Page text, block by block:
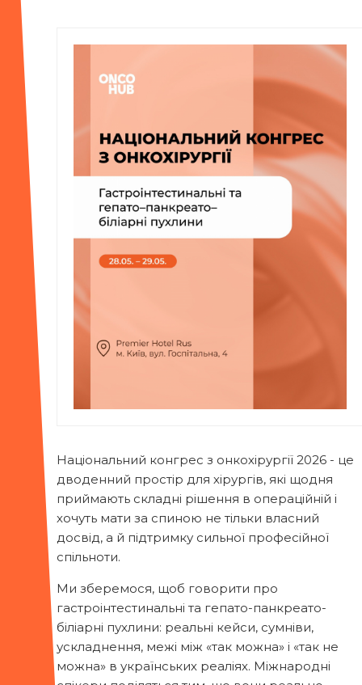
Національний конгрес з онкохірургії 2026 - це
дводенний простір для хірургів, які щодня
приймають складні рішення в операційній і
хочуть мати за спиною не тільки власний
досвід, а й підтримку сильної професійної
спільноти.
Ми зберемося, щоб говорити про
гастроінтестинальні та гепато-панкреато-
біліарні пухлини: реальні кейси, сумніви,
ускладнення, межі між «так можна» і «так не
можна» в українських реаліях. Міжнародні